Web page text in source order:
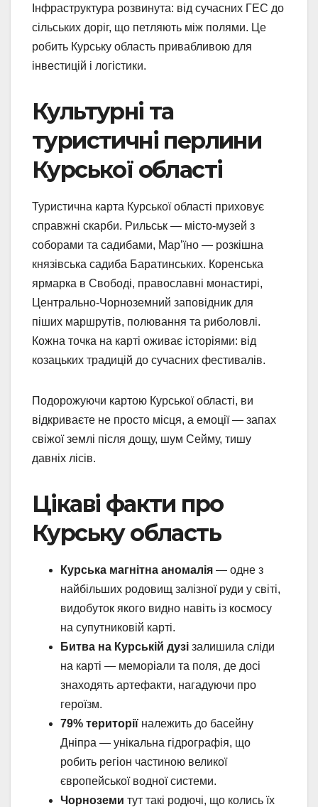
Інфраструктура розвинута: від сучасних ГЕС до
сільських доріг, що петляють між полями. Це
робить Курську область привабливою для
інвестицій і логістики.
Культурні та
туристичні перлини
Курської області
Туристична карта Курської області приховує
справжні скарби. Рильськ — місто-музей з
соборами та садибами, Мар’їно — розкішна
князівська садиба Баратинських. Коренська
ярмарка в Свободі, православні монастирі,
Центрально-Чорноземний заповідник для
піших маршрутів, полювання та риболовлі.
Кожна точка на карті оживає історіями: від
козацьких традицій до сучасних фестивалів.
Подорожуючи картою Курської області, ви
відкриваєте не просто місця, а емоції — запах
свіжої землі після дощу, шум Сейму, тишу
давніх лісів.
Цікаві факти про
Курську область
Курська магнітна аномалія — одне з
найбільших родовищ залізної руди у світі,
видобуток якого видно навіть із космосу
на супутниковій карті.
Битва на Курській дузі залишила сліди
на карті — меморіали та поля, де досі
знаходять артефакти, нагадуючи про
героїзм.
79% території належить до басейну
Дніпра — унікальна гідрографія, що
робить регіон частиною великої
європейської водної системи.
Чорноземи тут такі родючі, що колись їх